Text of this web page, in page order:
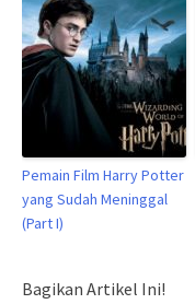
Pemain Film Harry Potter
yang Sudah Meninggal
(Part I)
Bagikan Artikel Ini!